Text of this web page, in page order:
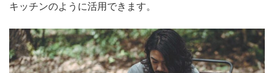
キッチンのように活用できます。